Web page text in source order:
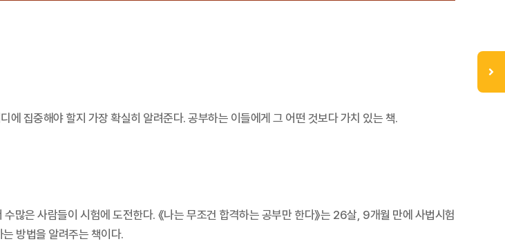
집중해야 할지 가장 확실히 알려준다. 공부하는 이들에게 그 어떤 것보다 가치 있는 책.
많은 사람들이 시험에 도전한다. 《나는 무조건 합격하는 공부만 한다》는 26살, 9개월 만에 사법시험
방법을 알려주는 책이다.